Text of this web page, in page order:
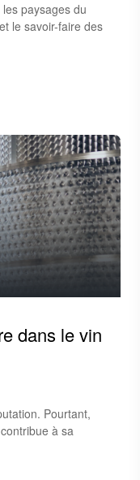
paysages du
le savoir-faire des
dans le vin
Pourtant,
à sa